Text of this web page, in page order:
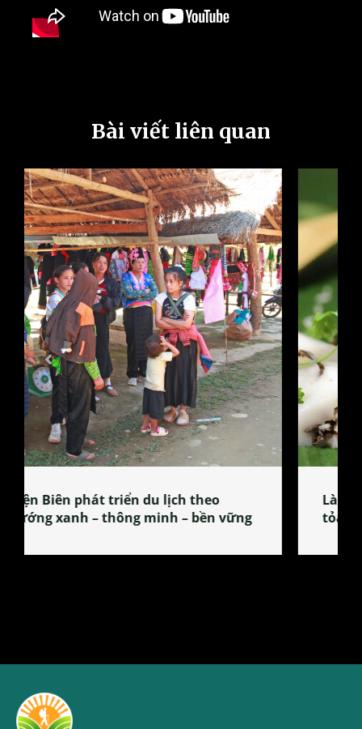
Bài viết liên quan
Làng làm bánh tẻ Phú Nhi – nơi lan
tỏa đặc sản xứ Đoài